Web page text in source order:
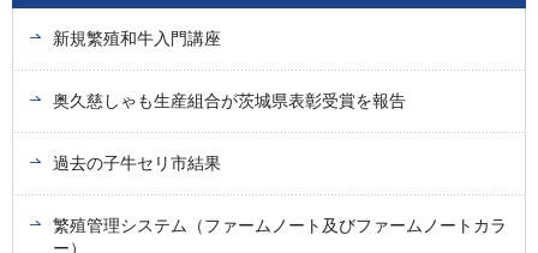
新規繁殖和牛入門講座
奥久慈しゃも生産組合が茨城県表彰受賞を報告
過去の子牛セリ市結果
繁殖管理システム（ファームノート及びファームノートカラ
ー）